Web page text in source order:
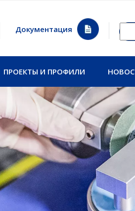
Документация
ПРОЕКТЫ И ПРОФИЛИ